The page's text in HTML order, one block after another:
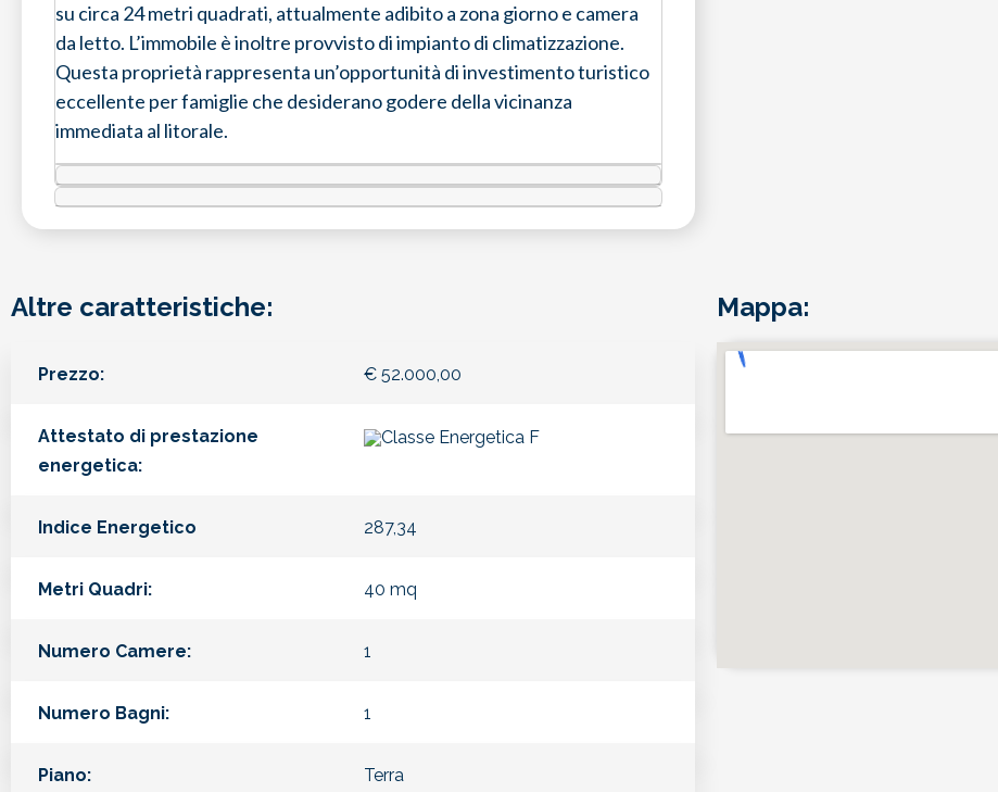
su circa 24 metri quadrati, attualmente adibito a zona giorno e camera
da letto. L’immobile è inoltre provvisto di impianto di climatizzazione.
Questa proprietà rappresenta un’opportunità di investimento turistico
eccellente per famiglie che desiderano godere della vicinanza
immediata al litorale.
Altre caratteristiche:
Prezzo: € 52.000,00
Attestato di prestazione
energetica:
Indice Energetico 287,34
Metri Quadri: 40 mq
Numero Camere: 1
Numero Bagni: 1
Piano: Terra
Mappa: